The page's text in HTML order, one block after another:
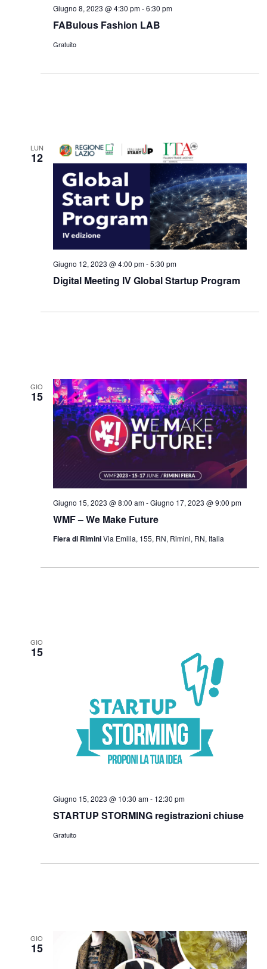
FABulous Fashion LAB
Giugno 8, 2023 @ 4:30 pm-6:30 pm
Gratuito
LUN
12
Digital Meeting IV Global Startup Program
Giugno 12, 2023 @ 4:00 pm-5:30 pm
GIO
15
WMF – We Make Future
Giugno 15, 2023 @ 8:00 am-Giugno 17, 2023 @ 9:00 pm
Fiera di RiminiVia Emilia, 155, RN, Rimini, RN, Italia
GIO
15
STARTUP STORMING registrazioni chiuse
Giugno 15, 2023 @ 10:30 am- 12:30 pm
Gratuito
GIO
15